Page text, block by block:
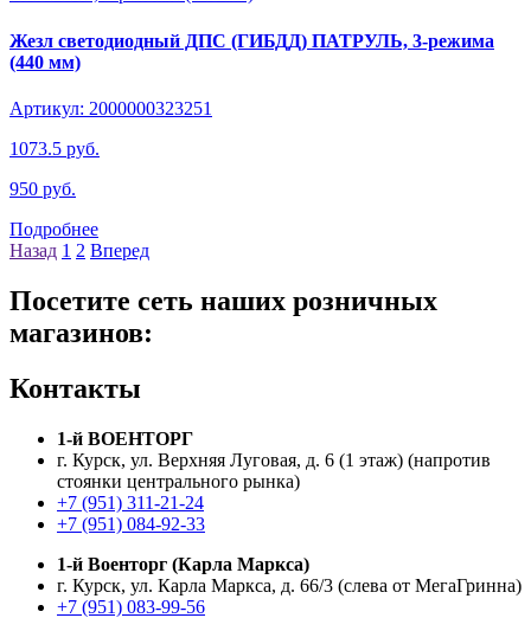
Жезл светодиодный ДПС (ГИБДД) ПАТРУЛЬ, 3-режима
(440 мм)
Артикул: 2000000323251
1073.5 руб.
950 руб.
Подробнее
Назад 1 2 Вперед
Посетите сеть наших розничных
магазинов:
Контакты
1-й ВОЕНТОРГ
г. Курск, ул. Верхняя Луговая, д. 6 (1 этаж) (напротив
стоянки центрального рынка)
+7 (951) 311-21-24
+7 (951) 084-92-33
1-й Военторг (Карла Маркса)
г. Курск, ул. Карла Маркса, д. 66/3 (слева от МегаГринна)
+7 (951) 083-99-56